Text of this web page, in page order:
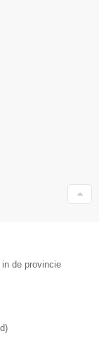
de provincie
)